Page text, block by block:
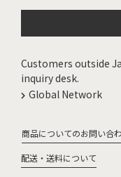
Customers outside
inquiry desk.
Global Network
商品についてのお問い合
配送・送料について